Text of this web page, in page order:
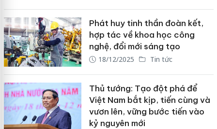
Phát huy tinh thần đoàn kết,
hợp tác về khoa học công
nghệ, đổi mới sáng tạo
18/12/2025 Tin tức
Thủ tướng: Tạo đột phá để
Việt Nam bắt kịp, tiến cùng và
vươn lên, vững bước tiến vào
kỷ nguyên mới